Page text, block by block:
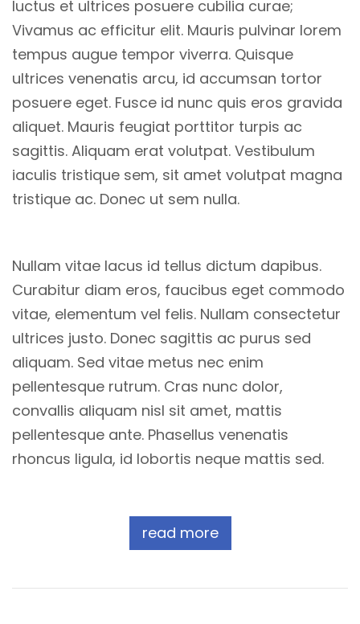
luctus et ultrices posuere cubilia curae;
Vivamus ac efficitur elit. Mauris pulvinar lorem
tempus augue tempor viverra. Quisque
ultrices venenatis arcu, id accumsan tortor
posuere eget. Fusce id nunc quis eros gravida
aliquet. Mauris feugiat porttitor turpis ac
sagittis. Aliquam erat volutpat. Vestibulum
iaculis tristique sem, sit amet volutpat magna
tristique ac. Donec ut sem nulla.
Nullam vitae lacus id tellus dictum dapibus.
Curabitur diam eros, faucibus eget commodo
vitae, elementum vel felis. Nullam consectetur
ultrices justo. Donec sagittis ac purus sed
aliquam. Sed vitae metus nec enim
pellentesque rutrum. Cras nunc dolor,
convallis aliquam nisl sit amet, mattis
pellentesque ante. Phasellus venenatis
rhoncus ligula, id lobortis neque mattis sed.
read more